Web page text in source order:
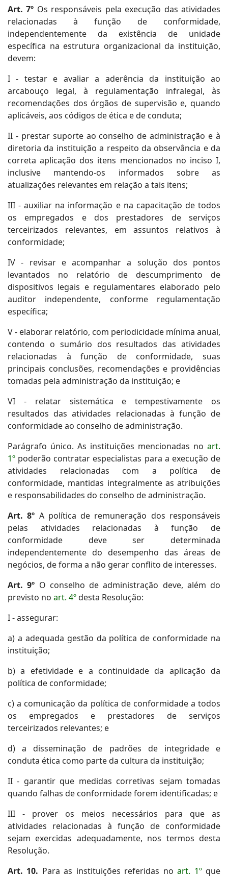
Art. 7º Os responsáveis pela execução das atividades
relacionadas à função de conformidade,
independentemente da existência de unidade
específica na estrutura organizacional da instituição,
devem:
I - testar e avaliar a aderência da instituição ao
arcabouço legal, à regulamentação infralegal, às
recomendações dos órgãos de supervisão e, quando
aplicáveis, aos códigos de ética e de conduta;
II - prestar suporte ao conselho de administração e à
diretoria da instituição a respeito da observância e da
correta aplicação dos itens mencionados no inciso I,
inclusive mantendo-os informados sobre as
atualizações relevantes em relação a tais itens;
III - auxiliar na informação e na capacitação de todos
os empregados e dos prestadores de serviços
terceirizados relevantes, em assuntos relativos à
conformidade;
IV - revisar e acompanhar a solução dos pontos
levantados no relatório de descumprimento de
dispositivos legais e regulamentares elaborado pelo
auditor independente, conforme regulamentação
específica;
V - elaborar relatório, com periodicidade mínima anual,
contendo o sumário dos resultados das atividades
relacionadas à função de conformidade, suas
principais conclusões, recomendações e providências
tomadas pela administração da instituição; e
VI - relatar sistemática e tempestivamente os
resultados das atividades relacionadas à função de
conformidade ao conselho de administração.
Parágrafo único. As instituições mencionadas no art.
1º poderão contratar especialistas para a execução de
atividades relacionadas com a política de
conformidade, mantidas integralmente as atribuições
e responsabilidades do conselho de administração.
Art. 8º A política de remuneração dos responsáveis
pelas atividades relacionadas à função de
conformidade deve ser determinada
independentemente do desempenho das áreas de
negócios, de forma a não gerar conflito de interesses.
Art. 9º O conselho de administração deve, além do
previsto no art. 4ºdesta Resolução:
I - assegurar:
a) a adequada gestão da política de conformidade na
instituição;
b) a efetividade e a continuidade da aplicação da
política de conformidade;
c) a comunicação da política de conformidade a todos
os empregados e prestadores de serviços
terceirizados relevantes; e
d) a disseminação de padrões de integridade e
conduta ética como parte da cultura da instituição;
II - garantir que medidas corretivas sejam tomadas
quando falhas de conformidade forem identificadas; e
III - prover os meios necessários para que as
atividades relacionadas à função de conformidade
sejam exercidas adequadamente, nos termos desta
Resolução.
Art. 10. Para as instituições referidas noart. 1ºque